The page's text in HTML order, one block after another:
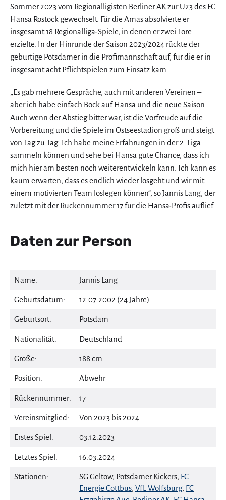
Sommer 2023 vom Regionalligisten Berliner AK zur U23 des FC
Hansa Rostock gewechselt. Für die Amas absolvierte er
insgesamt 18 Regionalliga-Spiele, in denen er zwei Tore
erzielte. In der Hinrunde der Saison 2023/2024 rückte der
gebürtige Potsdamer in die Profimannschaft auf, für die er in
insgesamt acht Pflichtspielen zum Einsatz kam.
„Es gab mehrere Gespräche, auch mit anderen Vereinen –
aber ich habe einfach Bock auf Hansa und die neue Saison.
Auch wenn der Abstieg bitter war, ist die Vorfreude auf die
Vorbereitung und die Spiele im Ostseestadion groß und steigt
von Tag zu Tag. Ich habe meine Erfahrungen in der 2. Liga
sammeln können und sehe bei Hansa gute Chance, dass ich
mich hier am besten noch weiterentwickeln kann. Ich kann es
kaum erwarten, dass es endlich wieder losgeht und wir mit
einem motivierten Team loslegen können“, so Jannis Lang, der
zuletzt mit der Rückennummer 17 für die Hansa-Profis auflief.
Daten zur Person
Name: Jannis Lang
Geburtsdatum: 12.07.2002 (24 Jahre)
Geburtsort: Potsdam
Nationalität: Deutschland
Größe: 188 cm
Position: Abwehr
Rückennummer: 17
Vereinsmitglied: Von 2023 bis 2024
Erstes Spiel: 03.12.2023
Letztes Spiel: 16.03.2024
Stationen: SG Geltow, Potsdamer Kickers, FC
Energie Cottbus, VfL Wolfsburg, FC